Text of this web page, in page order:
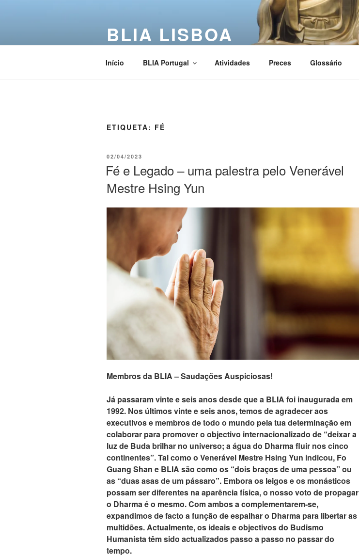
BLIA LISBOA
Início BLIA Portugal Atividades Preces Glossário
ETIQUETA: FÉ
02/04/2023
Fé e Legado – uma palestra pelo Venerável
Mestre Hsing Yun
Membros da BLIA – Saudações Auspiciosas!
Já passaram vinte e seis anos desde que a BLIA foi inaugurada em
1992. Nos últimos vinte e seis anos, temos de agradecer aos
executivos e membros de todo o mundo pela tua determinação em
colaborar para promover o objectivo internacionalizado de “deixar a
luz de Buda brilhar no universo; a água do Dharma fluir nos cinco
continentes”. Tal como o Venerável Mestre Hsing Yun indicou, Fo
Guang Shan e BLIA são como os “dois braços de uma pessoa” ou
as “duas asas de um pássaro”. Embora os leigos e os monásticos
possam ser diferentes na aparência física, o nosso voto de propagar
o Dharma é o mesmo. Com ambos a complementarem-se,
expandimos de facto a função de espalhar o Dharma para libertar as
multidões. Actualmente, os ideais e objectivos do Budismo
Humanista têm sido actualizados passo a passo no passar do
tempo.